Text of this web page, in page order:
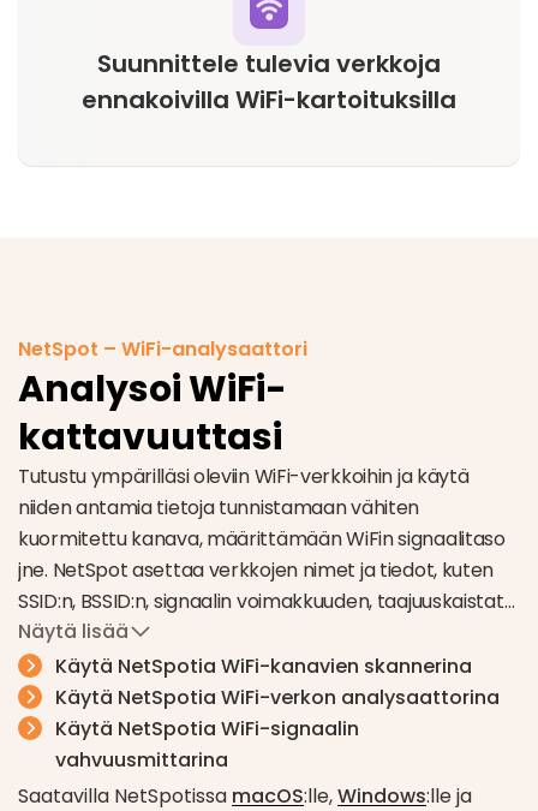
Suunnittele tulevia verkkoja
ennakoivilla WiFi-kartoituksilla
NetSpot – WiFi-analysaattori
Analysoi WiFi-
kattavuuttasi
Tutustu ympärilläsi oleviin WiFi-verkkoihin ja käytä
niiden antamia tietoja tunnistamaan vähiten
kuormitettu kanava, määrittämään WiFin signaalitaso
jne. NetSpot asettaa verkkojen nimet ja tiedot, kuten
SSID:n, BSSID:n, signaalin voimakkuuden, taajuuskaistat
ja muut kätevästi esille.
Arvostat varmasti käyttöliittymän reaktiivisuutta,
jossa on helppo vaihtaa taulukko- ja kaavionäkymien
välillä, suodattaa tietoja eri parametreilla sekä viedä
kerätyt tiedot CSV-muotoon.
Näytä lisää
Käytä NetSpotia WiFi-kanavien skannerina
Käytä NetSpotia WiFi-verkon analysaattorina
Käytä NetSpotia WiFi-signaalin
vahvuusmittarina
Saatavilla NetSpotissa macOS:lle,Windows:lle ja